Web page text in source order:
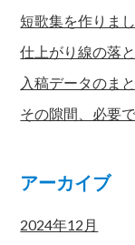
短歌集を作りま
仕上がり線の落
入稿データのま
その隙間、必要
アーカイブ
2024年12月